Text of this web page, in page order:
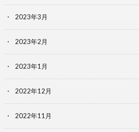
2023年3月
2023年2月
2023年1月
2022年12月
2022年11月